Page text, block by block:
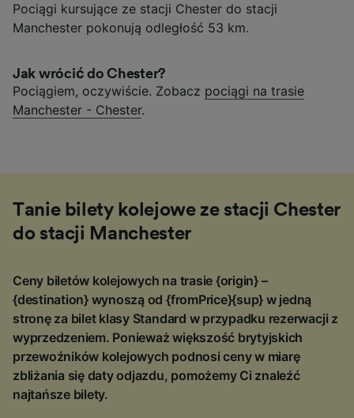
Pociągi kursujące ze stacji Chester do stacji
Manchester pokonują odległość 53 km.
Jak wrócić do Chester?
Pociągiem, oczywiście. Zobacz pociągi na trasie
Manchester - Chester.
Tanie bilety kolejowe ze stacji Chester
do stacji Manchester
Ceny biletów kolejowych na trasie {origin} –
{destination} wynoszą od {fromPrice}{sup} w jedną
stronę za bilet klasy Standard w przypadku rezerwacji z
wyprzedzeniem. Ponieważ większość brytyjskich
przewoźników kolejowych podnosi ceny w miarę
zbliżania się daty odjazdu, pomożemy Ci znaleźć
najtańsze bilety.